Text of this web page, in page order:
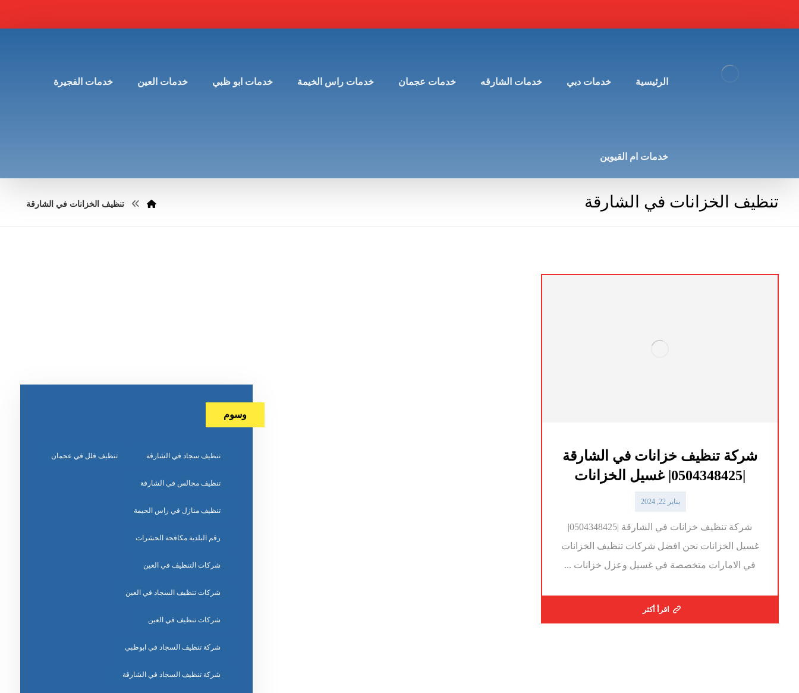
الرئيسية خدمات دبي خدمات الشارقه خدمات عجمان خدمات راس الخيمة خدمات ابو ظبي خدمات العين خدمات الفجيرة
خدمات ام القيوين
تنظيف الخزانات في الشارقة تنظيف الخزانات في الشارقة
شركة تنظيف خزانات في الشارقة
|0504348425| غسيل الخزانات
يناير 22, 2024
شركة تنظيف خزانات في الشارقة |0504348425|
غسيل الخزانات نحن افضل شركات تنظيف الخزانات
في الامارات متخصصة في غسيل وعزل خزانات ...
اقرأ أكثر
وسوم
تنظيف سجاد في الشارقة تنظيف فلل في عجمان
تنظيف مجالس في الشارقة
تنظيف منازل في راس الخيمة
رقم البلدية مكافحة الحشرات
شركات التنظيف في العين
شركات تنظيف السجاد في العين
شركات تنظيف في العين
شركة تنظيف السجاد في ابوظبي
شركة تنظيف السجاد في الشارقة